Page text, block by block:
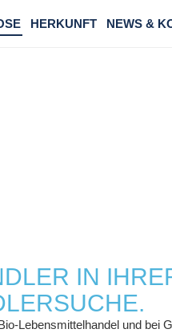
HERKUNFT NEWS &
IN
Lebensmittelhandel und bei